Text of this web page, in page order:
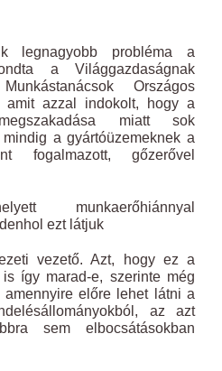
legnagyobb probléma a
a Világgazdaságnak
Országos
amit azzal indokolt, hogy a
miatt sok
a gyártóüzemeknek a
fogalmazott, gőzerővel
munkaerőhiánnyal
ezt látjuk
vezető. Azt, hogy ez a
így marad-e, szerinte még
előre lehet látni a
az azt
sem elbocsátásokban